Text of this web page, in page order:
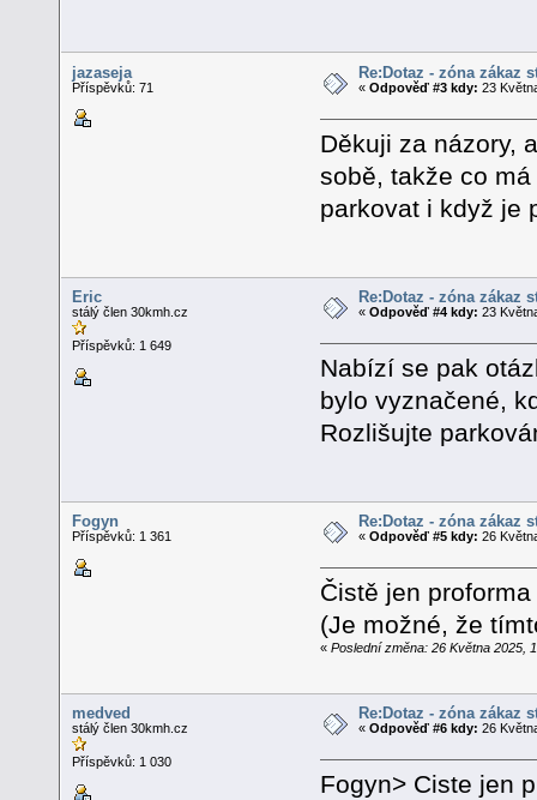
jazaseja
Příspěvků: 71
Re:Dotaz - zóna zákaz
«Odpověď #3 kdy: 23
Děkuji za názory,
sobě, takže co
parkovat i když je
Eric
stálý člen 30kmh.cz
Příspěvků: 1 649
Re:Dotaz - zóna zákaz
«Odpověď #4 kdy: 23
Nabízí se pak
bylo vyznačené,
Rozlišujte
Fogyn
Příspěvků: 1 361
Re:Dotaz - zóna zákaz
«Odpověď #5 kdy: 26
Čistě jen
(Je možné, že
« Poslední změna: 26 Května 2025,
medved
stálý člen 30kmh.cz
Příspěvků: 1 030
Re:Dotaz - zóna zákaz
«Odpověď #6 kdy: 26
Fogyn> Ciste jen